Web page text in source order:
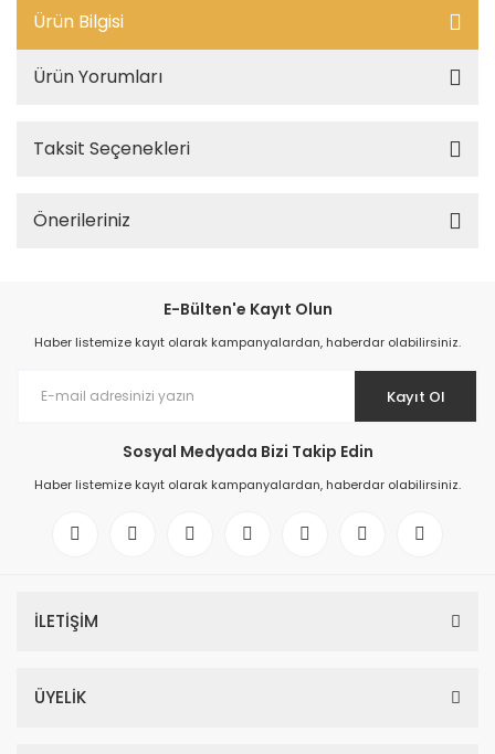
Ürün Bilgisi
Ürün Yorumları
Taksit Seçenekleri
Önerileriniz
E-Bülten'e Kayıt Olun
Haber listemize kayıt olarak kampanyalardan, haberdar olabilirsiniz.
Kayıt Ol
Sosyal Medyada Bizi Takip Edin
Haber listemize kayıt olarak kampanyalardan, haberdar olabilirsiniz.
İLETİŞİM
ÜYELİK